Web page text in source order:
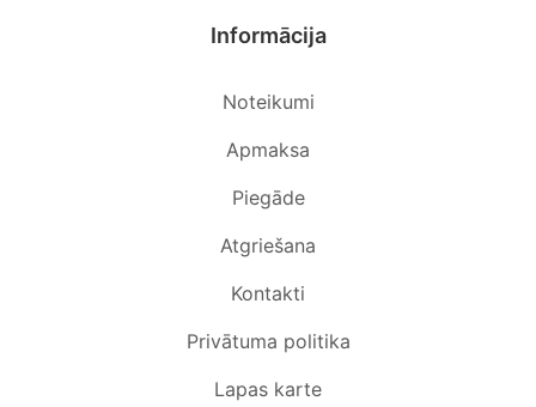
Informācija
Noteikumi
Apmaksa
Piegāde
Atgriešana
Kontakti
Privātuma politika
Lapas karte